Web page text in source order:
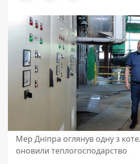
Мер Дніпра оглянув одну з
оновили теплогосподарство